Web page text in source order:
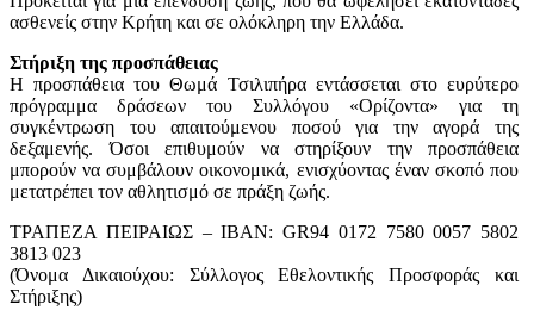
ασθενείς στην Κρήτη και σε ολόκληρη την Ελλάδα.
Στήριξη της προσπάθειας
Η προσπάθεια του Θωμά Τσιλιπήρα εντάσσεται στο ευρύτερο
πρόγραμμα δράσεων του Συλλόγου «Ορίζοντα» για τη
συγκέντρωση του απαιτούμενου ποσού για την αγορά της
δεξαμενής. Όσοι επιθυμούν να στηρίξουν την προσπάθεια
μπορούν να συμβάλουν οικονομικά, ενισχύοντας έναν σκοπό που
μετατρέπει τον αθλητισμό σε πράξη ζωής.
ΤΡΑΠΕΖΑ ΠΕΙΡΑΙΩΣ – ΙΒΑΝ: GR94 0172 7580 0057 5802
3813 023
(Όνομα Δικαιούχου: Σύλλογος Εθελοντικής Προσφοράς και
Στήριξης)